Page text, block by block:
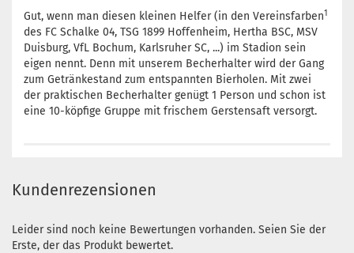
Gut, wenn man diesen kleinen Helfer (in den Vereinsfarben1
des FC Schalke 04, TSG 1899 Hoffenheim, Hertha BSC, MSV
Duisburg, VfL Bochum, Karlsruher SC, ...) im Stadion sein
eigen nennt. Denn mit unserem Becherhalter wird der Gang
zum Getränkestand zum entspannten Bierholen. Mit zwei
der praktischen Becherhalter genügt 1 Person und schon ist
eine 10-köpfige Gruppe mit frischem Gerstensaft versorgt.
Kundenrezensionen
Leider sind noch keine Bewertungen vorhanden. Seien Sie der
Erste, der das Produkt bewertet.